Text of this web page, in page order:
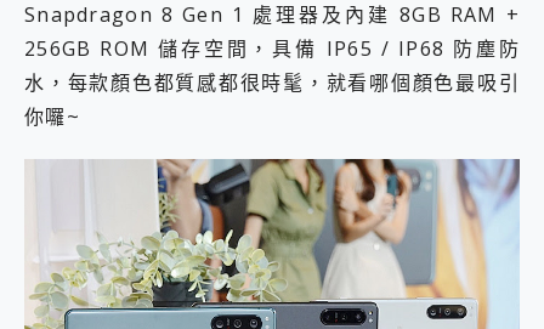
Snapdragon 8 Gen 1 處理器及內建 8GB RAM +
256GB ROM 儲存空間，具備 IP65 / IP68 防塵防
水，每款顏色都質感都很時髦，就看哪個顏色最吸引
你囉~